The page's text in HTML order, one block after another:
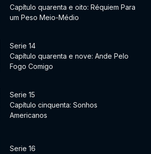
Capítulo quarenta e oito: Réquiem Para
um Peso Meio-Médio
Serie 14
Capítulo quarenta e nove: Ande Pelo
Fogo Comigo
Serie 15
Capítulo cinquenta: Sonhos
Americanos
Serie 16